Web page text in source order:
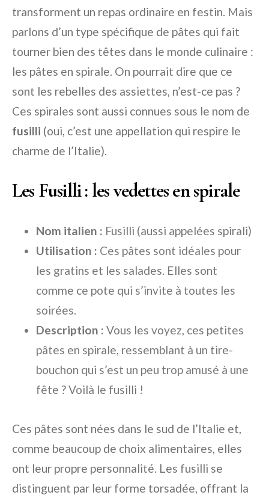
transforment un repas ordinaire en festin. Mais
parlons d’un type spécifique de pâtes qui fait
tourner bien des têtes dans le monde culinaire :
les pâtes en spirale. On pourrait dire que ce
sont les rebelles des assiettes, n’est-ce pas ?
Ces spirales sont aussi connues sous le nom de
fusilli (oui, c’est une appellation qui respire le
charme de l’Italie).
Les Fusilli : les vedettes en spirale
Nom italien : Fusilli (aussi appelées spirali)
Utilisation : Ces pâtes sont idéales pour
les gratins et les salades. Elles sont
comme ce pote qui s’invite à toutes les
soirées.
Description : Vous les voyez, ces petites
pâtes en spirale, ressemblant à un tire-
bouchon qui s’est un peu trop amusé à une
fête ? Voilà le fusilli !
Ces pâtes sont nées dans le sud de l’Italie et,
comme beaucoup de choix alimentaires, elles
ont leur propre personnalité. Les fusilli se
distinguent par leur forme torsadée, offrant la